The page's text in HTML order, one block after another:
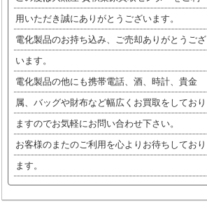
用いただき誠にありがとうございます。
電化製品のお持ち込み、ご売却ありがとうござ
います。
電化製品の他にも携帯電話、酒、時計、貴金
属、バッグや財布など幅広くお買取をしており
ますのでお気軽にお問い合わせ下さい。
お客様のまたのご利用を心よりお待ちしており
ます。